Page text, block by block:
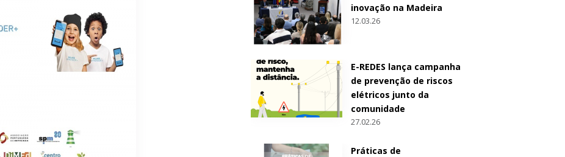
inovação na Madeira
12.03.26
E-REDES lança campanha
de prevenção de riscos
elétricos junto da
comunidade
27.02.26
Práticas de